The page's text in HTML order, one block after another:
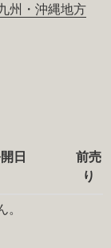
州・沖縄地方
日
前売
り